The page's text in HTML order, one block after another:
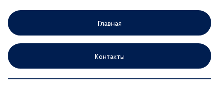
Главная
Контакты